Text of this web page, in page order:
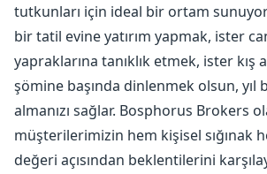
tutkunları için ideal bir ortam
bir tatil evine yatırım yapmak, ister
yapraklarına tanıklık etmek, ister kış
şömine başında dinlenmek olsun, yıl
almanızı sağlar. Bosphorus Brokers
müşterilerimizin hem kişisel sığınak
değeri açısından beklentilerini